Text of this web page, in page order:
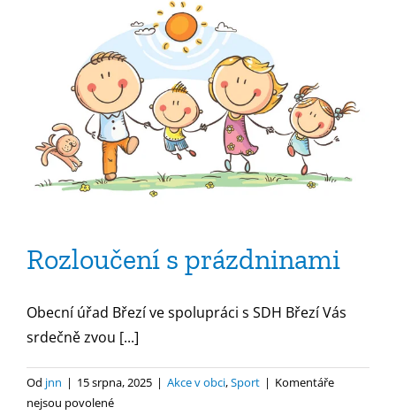
Rozloučení s prázdninami
Obecní úřad Březí ve spolupráci s SDH Březí Vás
srdečně zvou [...]
Od jnn | 15 srpna, 2025 | Akce v obci,Sport | Komentáře
nejsou povolenéu